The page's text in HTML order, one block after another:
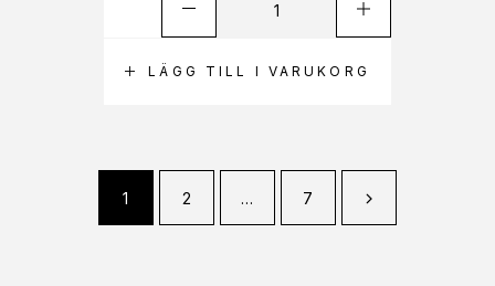
LÄGG TILL I VARUKORG
1 2 … 7